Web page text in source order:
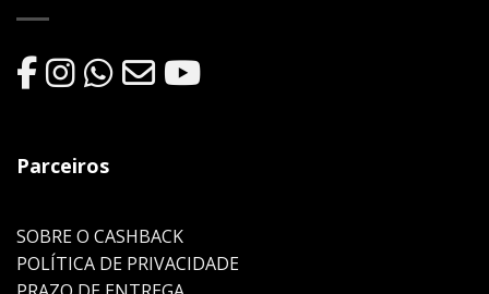
Parceiros
SOBRE O CASHBACK
POLÍTICA DE PRIVACIDADE